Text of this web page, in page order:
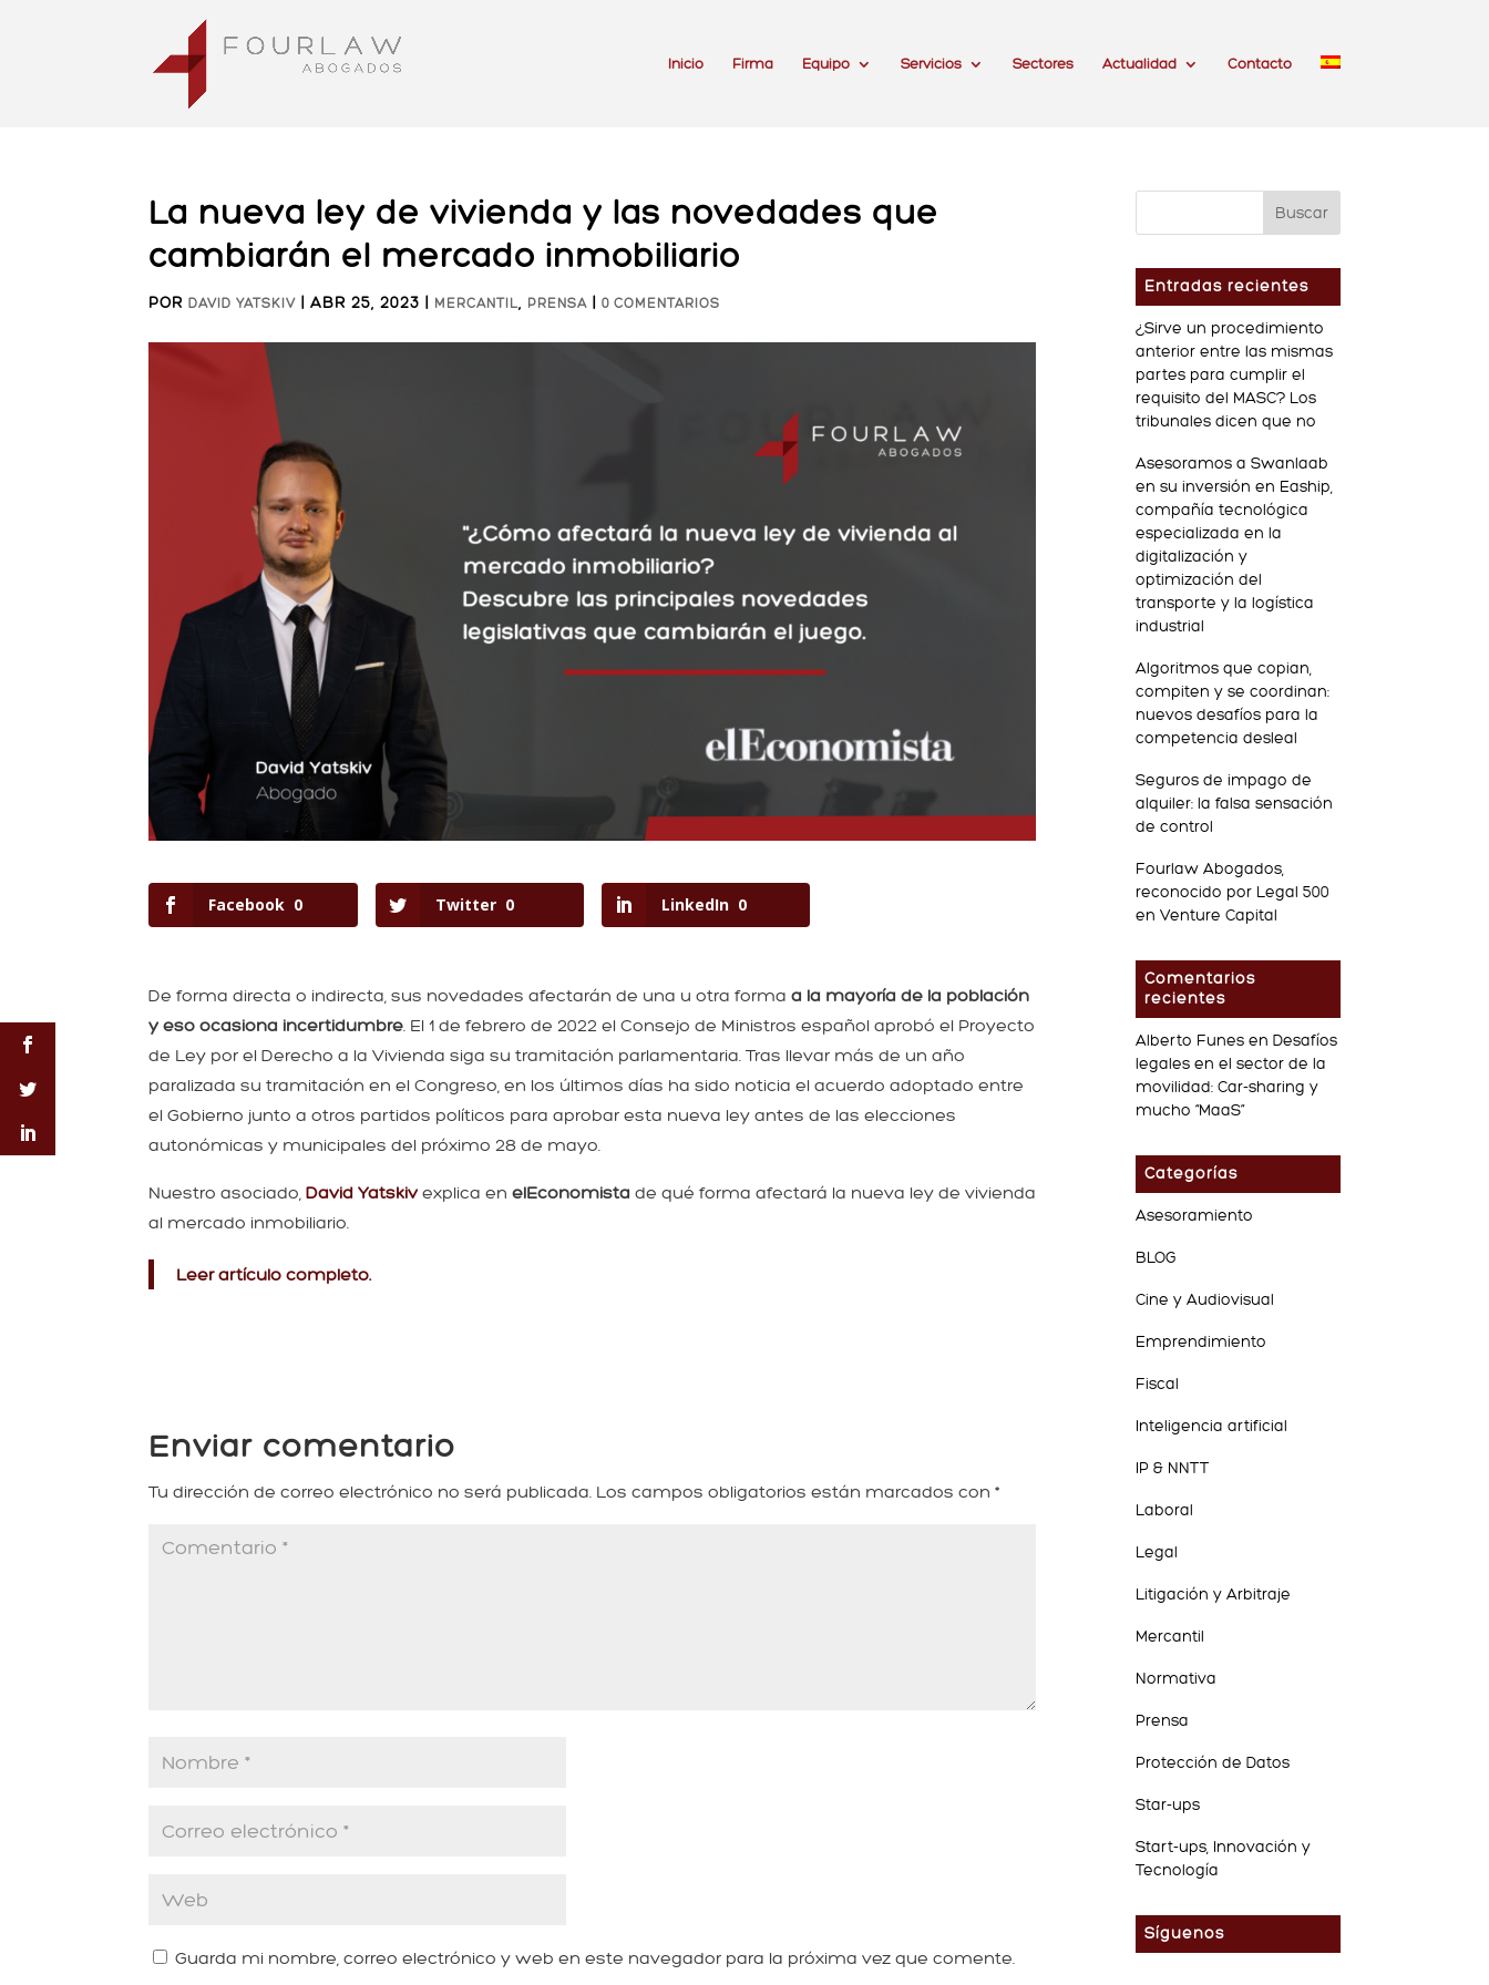
Inicio Firma Equipo Servicios Sectores Actualidad Contacto
La nueva ley de vivienda y las novedades que
cambiarán el mercado inmobiliario
PORDAVID YATSKIV |ABR 25, 2023 MERCANTIL, PRENSA |0 COMENTARIOS
Facebook 0 Twitter 0 LinkedIn 0
De forma directa o indirecta, sus novedades afectarán de una u otra formaa la mayoría de la población
y eso ocasiona incertidumbre. El 1 de febrero de 2022 el Consejo de Ministros español aprobó el Proyecto
de Ley por el Derecho a la Vivienda siga su tramitación parlamentaria. Tras llevar más de un año
paralizada su tramitación en el Congreso, en los últimos días ha sido noticia el acuerdo adoptado entre
el Gobierno junto a otros partidos políticos para aprobar esta nueva ley antes de las elecciones
autonómicas y municipales del próximo 28 de mayo.
Nuestro asociado,David Yatskiv explica enelEconomista de qué forma afectará la nueva ley de vivienda
al mercado inmobiliario.
Leer artículo completo.
Enviar comentario
Tu dirección de correo electrónico no será publicada. Los campos obligatorios están marcados con*
Guarda mi nombre, correo electrónico y web en este navegador para la próxima vez que comente.
Entradas recientes
¿Sirve un procedimiento
anterior entre las mismas
partes para cumplir el
requisito del MASC? Los
tribunales dicen que no
Asesoramos a Swanlaab
en su inversión en Eaship,
compañía tecnológica
especializada en la
digitalización y
optimización del
transporte y la logística
industrial
Algoritmos que copian,
compiten y se coordinan:
nuevos desafíos para la
competencia desleal
Seguros de impago de
alquiler: la falsa sensación
de control
Fourlaw Abogados,
reconocido por Legal 500
en Venture Capital
Comentarios
recientes
Alberto Funesen Desafíos
legales en el sector de la
movilidad: Car-sharing y
mucho “MaaS”
Categorías
Asesoramiento
BLOG
Cine y Audiovisual
Emprendimiento
Fiscal
Inteligencia artificial
IP & NNTT
Laboral
Legal
Litigación y Arbitraje
Mercantil
Normativa
Prensa
Protección de Datos
Star-ups
Start-ups, Innovación y
Tecnología
Síguenos